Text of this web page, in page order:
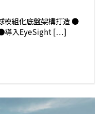
模組化底盤架構打造 ●
●導入EyeSight […]